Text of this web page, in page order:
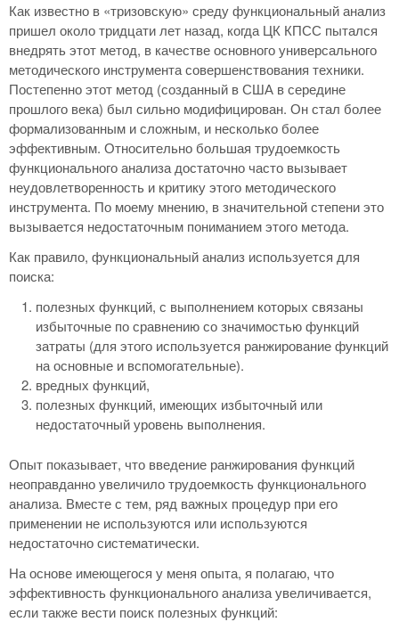
Как известно в «тризовскую» среду функциональный анализ
пришел около тридцати лет назад, когда ЦК КПСС пытался
внедрять этот метод, в качестве основного универсального
методического инструмента совершенствования техники.
Постепенно этот метод (созданный в США в середине
прошлого века) был сильно модифицирован. Он стал более
формализованным и сложным, и несколько более
эффективным. Относительно большая трудоемкость
функционального анализа достаточно часто вызывает
неудовлетворенность и критику этого методического
инструмента. По моему мнению, в значительной степени это
вызывается недостаточным пониманием этого метода.
Как правило, функциональный анализ используется для
поиска:
полезных функций, с выполнением которых связаны
избыточные по сравнению со значимостью функций
затраты (для этого используется ранжирование функций
на основные и вспомогательные).
вредных функций,
полезных функций, имеющих избыточный или
недостаточный уровень выполнения.
Опыт показывает, что введение ранжирования функций
неоправданно увеличило трудоемкость функционального
анализа. Вместе с тем, ряд важных процедур при его
применении не используются или используются
недостаточно систематически.
На основе имеющегося у меня опыта, я полагаю, что
эффективность функционального анализа увеличивается,
если также вести поиск полезных функций: